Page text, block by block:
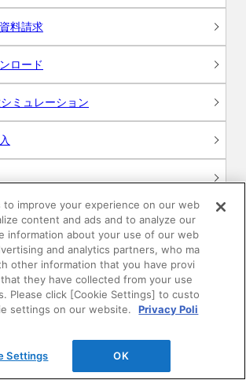
料請求
ロード
ミュレーション
様向けサイト
ビス
to improve your experience on our web
content and ads and to analyze our
information about your use of our web
and analytics partners, who ma
other information that you have provi
they have collected from your use
Please click [Cookie Settings] to custo
settings on our website.
Privacy Poli
Settings OK